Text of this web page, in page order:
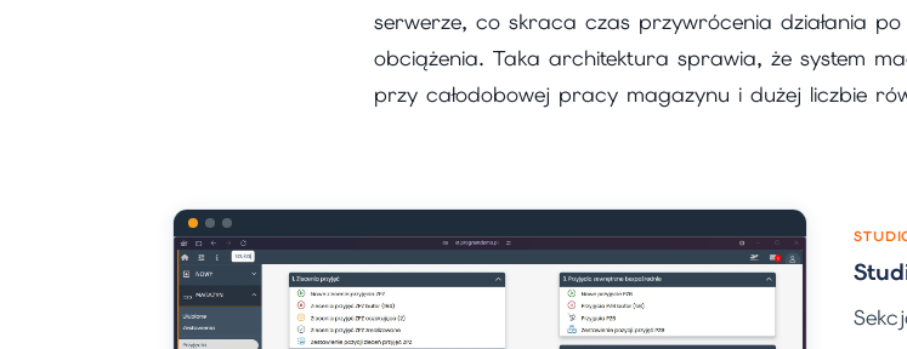
serwerze, co skraca czas przywrócenia działania po
obciążenia. Taka architektura sprawia, że system
przy całodobowej pracy magazynu i dużej liczbie